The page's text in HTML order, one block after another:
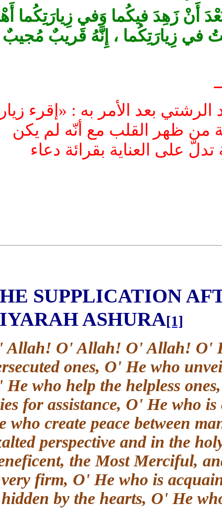
أَنْ زَهِدَ فيكُما وَفي زِيارَتِكُما أَهْلُ
في زِيارَتِكُما ، إِنَّهُ قَريبٌ مُجيبٌ .
بعد الأمر به : «إقرء زيارة
من ظهر القلب مع أنّه لم يكن
على العناية بقرائة دعاء
THE SUPPLICATION
ZIYARAH ASHURA[1]
O' Allah! O' Allah! O' Allah!
persecuted ones, O' He who
O' He who help the helpless
cries for assistance, O' He
He who create peace between
exalted perspective and in the
Beneficent, the Most Merciful,
is very firm, O' He who is
is hidden by the hearts, O' He